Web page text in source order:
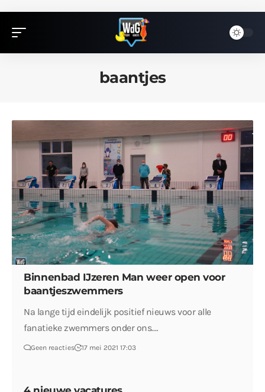
baantjes
Binnenbad IJzeren Man weer open voor
baantjeszwemmers
Na lange tijd eindelijk positief nieuws voor alle
fanatieke zwemmers onder ons.…
Geen reacties 17 mei 2021 17:03